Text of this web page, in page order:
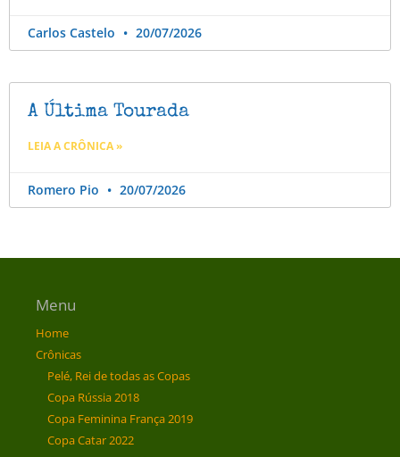
Carlos Castelo 20/07/2026
A Última Tourada
LEIA A CRÔNICA »
Romero Pio 20/07/2026
Menu
Home
Crônicas
Pelé, Rei de todas as Copas
Copa Rússia 2018
Copa Feminina França 2019
Copa Catar 2022